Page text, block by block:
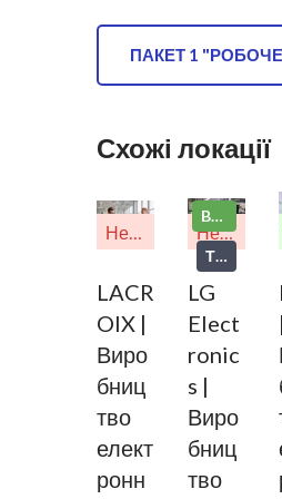
ПАКЕТ 1
Схожі локації
LACR
OIX |
Виро
бниц
тво
елект
ронн
Bestseller
ТОП
Неактуально
LG
Elect
ronic
s |
Виро
бниц
тво
|